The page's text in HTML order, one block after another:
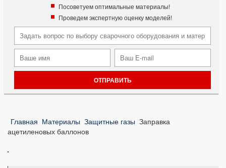
Посоветуем оптимальные материалы!
Проведем экспертную оценку моделей!
Главная Материалы Защитные газы Заправка
ацетиленовых баллонов